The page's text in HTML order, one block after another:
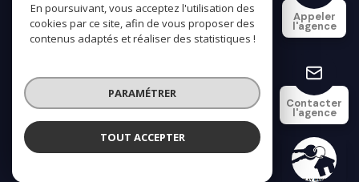
SAINT AY IMMOBILIER
Appeler
l'agence
Contacter
l'agence
Cookies
© 2026 | Tous droits réservés
Réalisé par
En poursuivant, vous acceptez l'utilisation des
cookies par ce site, afin de vous proposer des
contenus adaptés et réaliser des statistiques !
PARAMÉTRER
TOUT ACCEPTER